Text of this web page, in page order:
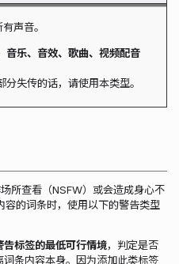
声音。
音乐、音效、歌曲、视频配音
失传的话，请使用本类型。
所查看（NSFW）或会造成身心不
容的词条时，使用以下的警告类型
告标签的最低可行情境，判定是否
条内容本身。因为添加此类标签